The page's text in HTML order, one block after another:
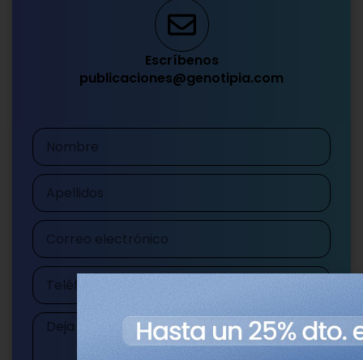
Escríbenos
publicaciones@genotipia.com
Nombre
Apellidos
Correo
electrónico
Teléfono
Mensaje